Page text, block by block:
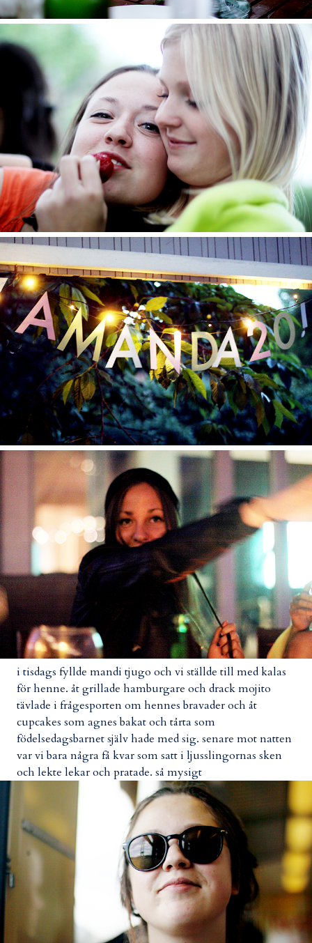
i tisdags fyllde mandi tjugo och vi ställde till med kalas
för henne. åt grillade hamburgare och drack mojito
tävlade i frågesporten om hennes bravader och åt
cupcakes som agnes bakat och tårta som
födelsedagsbarnet själv hade med sig. senare mot natten
var vi bara några få kvar som satt i ljusslingornas sken
och lekte lekar och pratade. så mysigt